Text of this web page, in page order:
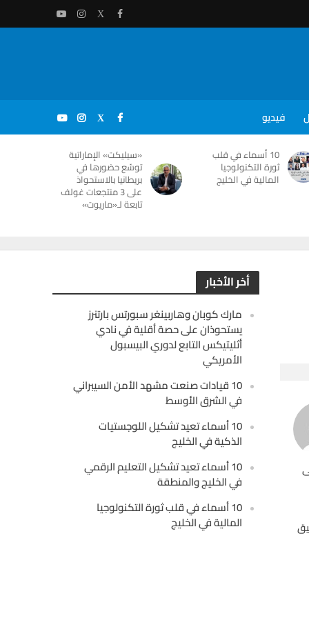
فيديو
10 أسماء في قلب
ثورة التكنولوجيا
المالية في الخليج
«سيليكت» الإماراتية
توسّع حضورها في
بريطانيا بالاستحواذ
على 3 منتجعات غولف
تابعة لـ«ماريوت»
أخر الأخبار
مارك كوبان وهاربينغر سبورتس بارتنرز
يستحوذان على حصة أقلية في نادي
أثليتيكس التابع لدوري البيسبول
الأمريكي
10 قيادات صنعت مشهد الأمن السيبراني
في الشرق الأوسط
10 أسماء تعيد تشكيل اللوجستيات
الذكية في الخليج
10 أسماء تعيد تشكيل التعليم الرقمي
في الخليج والمنطقة
10 أسماء في قلب ثورة التكنولوجيا
المالية في الخليج